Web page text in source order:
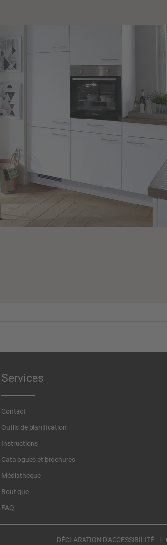
Services
Contact
Outils de planification
Instructions
Catalogues et brochures
Médiathèque
Boutique
FAQ
DÉCLARATION D'ACCESSIBILITÉ